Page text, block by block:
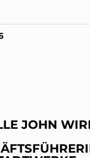
JOHN